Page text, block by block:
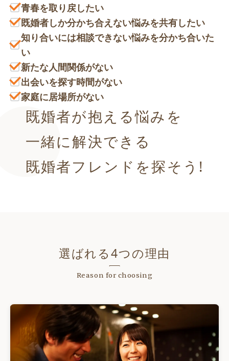
青春を取り戻したい
既婚者しか分かち合えない悩みを共有したい
知り合いには相談できない悩みを分かち合いた
い
新たな人間関係がない
出会いを探す時間がない
家庭に居場所がない
既婚者が抱える悩みを
一緒に解決できる
既婚者フレンドを探そう!
選ばれる4つの理由
Reason for choosing